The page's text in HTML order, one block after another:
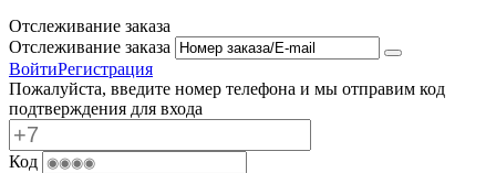
Отслеживание заказа
Отслеживание заказа
ВойтиРегистрация
Пожалуйста, введите номер телефона и мы отправим код
подтверждения для входа
Код